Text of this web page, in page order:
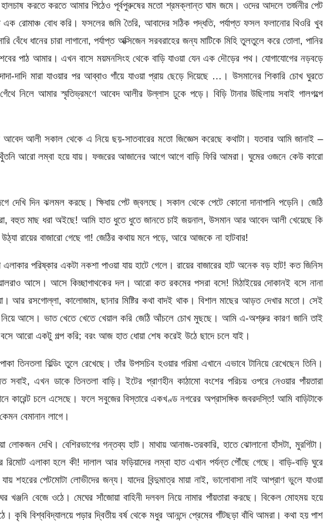
হালচাষ করতে করতে আমার পিঠেও পূর্বপুরুষের মতো শ্রমক্লান্ত ঘাম জমে। ওদের আদলে তর্জনীর পেট
রোমাঞ্চ বোধ করি। ফসলের জমি তৈরি, আবাদের সঠিক পদ্ধতি, পর্যাপ্ত ফসল ফলানোর থিওরি খুব
ধানের চারা লাগানো, পর্যাপ্ত অক্সিজেন সরবরাহের জন্য মাটিকে মিহি তুলতুলে করে তোলা, পানির
পাঠ আমার। এখন বাসে ময়মনসিংহ থেকে বাড়ি যাওয়া যেন এক দৌড়ের পথ। যোগাযোগের নড়বড়ে
দাদি মারা যাওয়ার পর আব্বাও গাঁয়ে যাওয়া প্রায় ছেড়ে দিয়েছে …। উসমানের শিকারি চোখ ঘুরতে
নিলে আমার স্মৃতিভ্রমণে আবেদ আলীর উল্লাস ঢুকে পড়ে। বিড়ি টানার উছিলায় সবাই গালগল্পে
আলী সকাল থেকে এ নিয়ে ছয়-সাতবারের মতো জিজ্ঞেস করেছে কথাটা। যতবার আমি জানাই –
থুঁতনি আরো লম্বা হয়ে যায়। ফজরের আজানের আগে আগে বাড়ি ফিরি আমরা। ঘুমের ওজনে কেউ কারো
দিন ঝলমল করছে। ক্ষিধায় পেট জ্বলছে। সকাল থেকে পেটে কোনো দানাপানি পড়েনি। জেঠি
বহুত মাছ ধরা অইছে! আমি হাত ধুতে ধুতে জানতে চাই জয়নাল, উসমান আর আবেদ আলী খেয়েছে কি
রায়ের বাজারো গেছে গা! জেঠির কথায় মনে পড়ে, আরে আজকে না হাটবার!
পরিষ্কার একটা নকশা পাওয়া যায় হাটে গেলে। রায়ের বাজারের হাট অনেক বড় হাট! কত জিনিস
আসে। আসে কিচ্ছাগাথকের দল। আরো কত রকমের পসরা বসে! মিঠাইয়ের দোকানই বসে নানা
আর রসগোল্লা, কালোজাম, ছানার মিষ্টির কথা বাদই থাক। বিশাল মাছের আড়ত দেখার মতো। সেই
নিয়ে আসে। ভাত খেতে খেতে খেয়াল করি জেঠি আঁচলে চোখ মুছছে। আমি এ-অশ্রুর কারণ জানি তাই
বসে আরো একটু গল্প করি; বরং আজ হাত ধোয়া শেষ করেই উঠে ছাদে চলে যাই।
তিনতলা বিল্ডিং তুলে রেখেছে। তাঁর উপসচিব হওয়ার গরিমা এখানে এভাবে টানিয়ে রেখেছেন তিনি।
সবাই, এখন ডাকে তিনতলা বাড়ি। ইটের প্রাণহীন কাঠামো বংশের পরিচয় ওপরে নেওয়ার পাঁয়তারা
চলে এসেছে। ফলে সবুজের বিস্তারে একখণ্ড নগরের অপ্রাসঙ্গিক জবরদস্তি! আমি বাড়িটাকে
বেমানান লাগে।
লোকজন দেখি। বেশিরভাগের গন্তব্য হাট। মাথায় আনাজ-তরকারি, হাতে ঝোলানো হাঁসটা, মুরগিটা।
এলাকা হলে কী! দালাল আর ফড়িয়াদের লম্বা হাত এখান পর্যন্ত পৌঁছে গেছে। বাড়ি-বাড়ি ঘুরে
শহরের পেটমোটা লোভীদের জন্য। যাদের বিন্দুমাত্র মায়া নাই, ভালোবাসা নাই আপ্রাণ ভুলে যাওয়া
খঞ্জনি বেজে ওঠে। মেঘের সাঁজোয়া বাহিনী দলবল নিয়ে নামার পাঁয়তারা করছে। বিকেল মোহময় হয়ে
বিশ্ববিদ্যালয়ে পড়ার দ্বিতীয় বর্ষ থেকে মধুর আনন্দে প্রেমের গাঁটছড়া বাঁধি আমরা। কথা হয় পাশ